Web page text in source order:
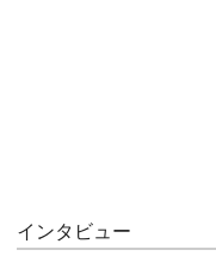
インタビュー